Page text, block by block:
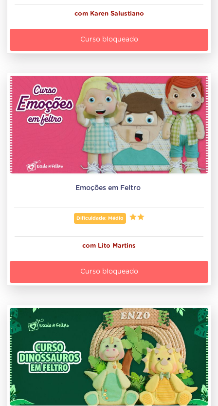
com Karen Salustiano
Curso bloqueado
Emoções em Feltro
Dificuldade: Médio
com Lito Martins
Curso bloqueado